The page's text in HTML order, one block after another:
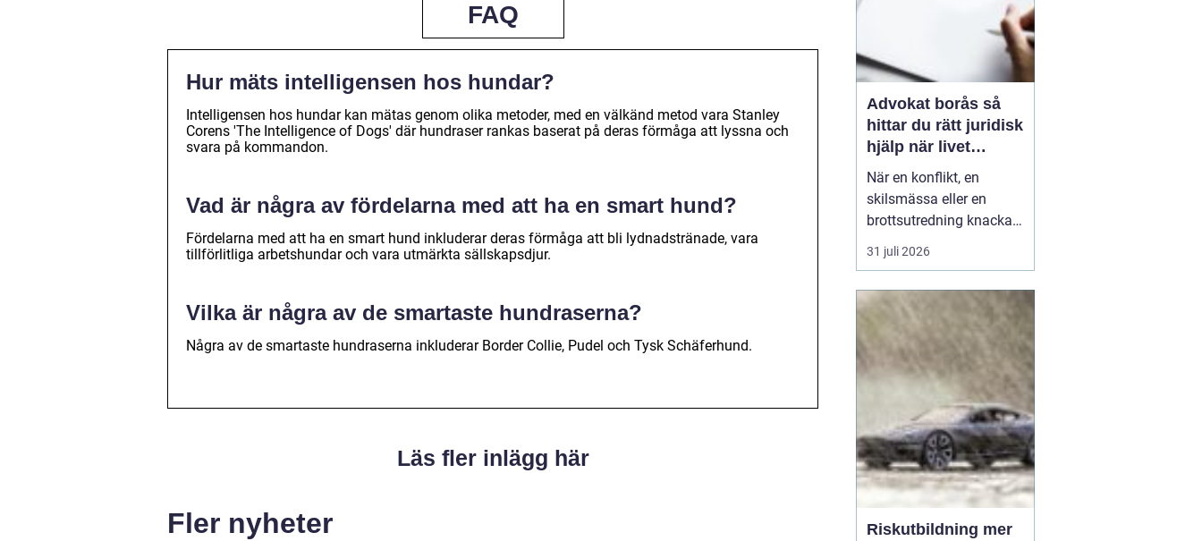
FAQ
Hur mäts intelligensen hos hundar?
Intelligensen hos hundar kan mätas genom olika metoder, med en välkänd metod vara Stanley
Corens 'The Intelligence of Dogs' där hundraser rankas baserat på deras förmåga att lyssna och
svara på kommandon.
Vad är några av fördelarna med att ha en smart hund?
Fördelarna med att ha en smart hund inkluderar deras förmåga att bli lydnadstränade, vara
tillförlitliga arbetshundar och vara utmärkta sällskapsdjur.
Vilka är några av de smartaste hundraserna?
Några av de smartaste hundraserna inkluderar Border Collie, Pudel och Tysk Schäferhund.
Läs fler inlägg här
Fler nyheter
Advokat borås så
hittar du rätt juridisk
hjälp när livet
krånglar
När en konflikt, en
skilsmässa eller en
brottsutredning knackar
på dörren förändras
vardagen snabbt.
länge med att kontakta
jurist, ofta av oro för
kostnader eller för att de
inte vet vart de ska
vända sig. Samtidigt kan
31 juli 2026
Riskutbildning mer